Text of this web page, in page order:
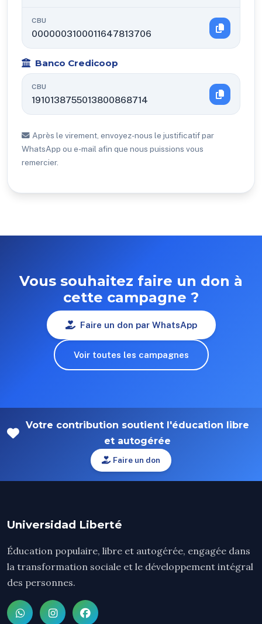
CBU
0000003100011647813706
Banco Credicoop
CBU
1910138755013800868714
Après le virement, envoyez-nous le justificatif par
WhatsApp ou e-mail afin que nous puissions vous
remercier.
Vous souhaitez faire un don à
cette campagne ?
Faire un don par WhatsApp
Voir toutes les campagnes
Votre contribution soutient l'éducation libre
et autogérée
Faire un don
Universidad Liberté
Éducation populaire, libre et autogérée, engagée dans
la transformation sociale et le développement intégral
des personnes.